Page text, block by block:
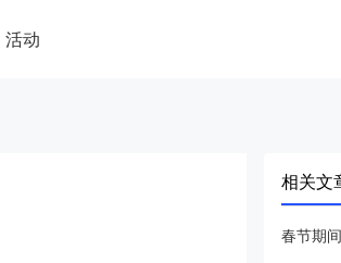
活动
相关文